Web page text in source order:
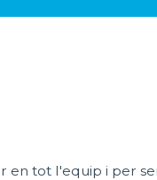
en tot l'equip i per